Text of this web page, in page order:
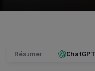
Résumer ChatGPT